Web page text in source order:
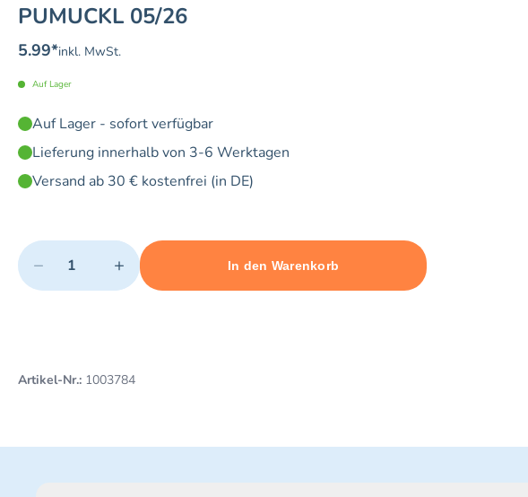
PUMUCKL 05/26
5.99*inkl. MwSt.
Auf Lager
Auf Lager - sofort verfügbar
Lieferung innerhalb von 3-6 Werktagen
Versand ab 30 € kostenfrei (in DE)
Quantity
− +
Minimum quantity: 1 Maximum quantity: 20
In den Warenkorb
Add 1 item to cart
Artikel-Nr.: 1003784